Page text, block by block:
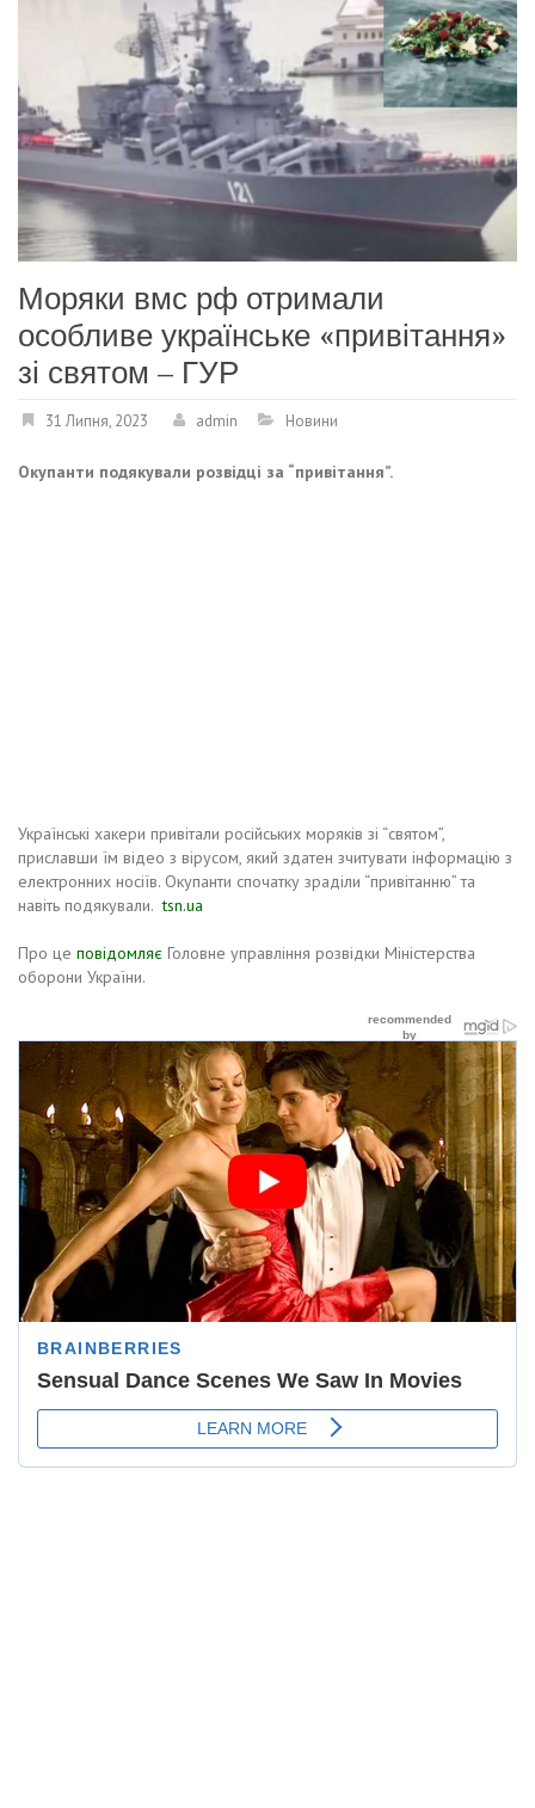
Моряки вмс рф отримали
особливе українське «привітання»
зі святом – ГУР
31 Липня, 2023 admin Новини
Окупанти подякували розвідці за “привітання”.
Українські хакери привітали російських моряків зі “святом”,
приславши їм відео з вірусом, який здатен зчитувати інформацію з
електронних носіїв. Окупанти спочатку зраділи “привітанню” та
навіть подякували.tsn.ua
Про це повідомляє Головне управління розвідки Міністерства
оборони України.